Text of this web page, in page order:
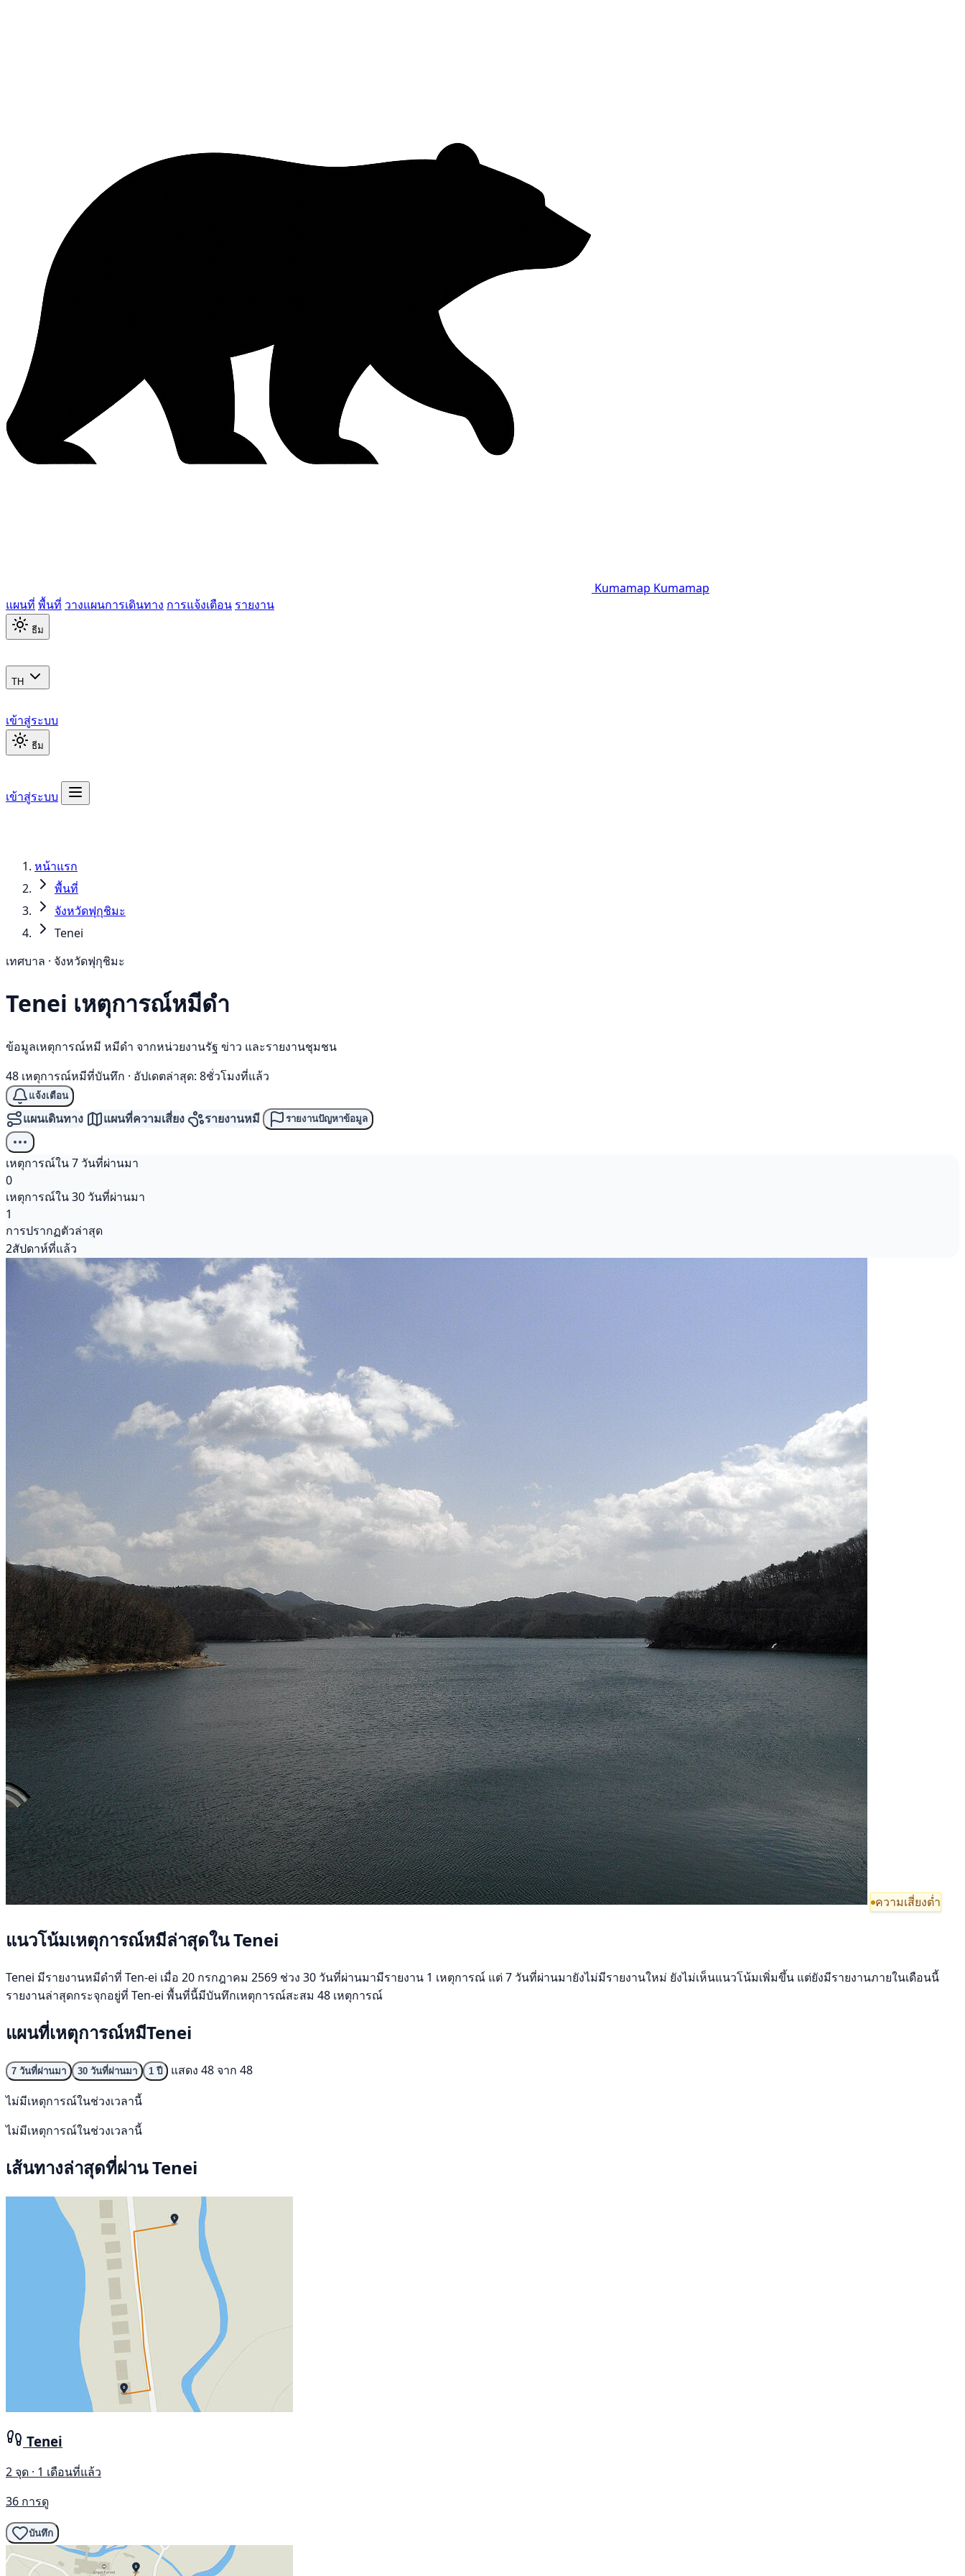
Kumamap Kumamap
แผนที่ พื้นที่ วางแผนการเดินทาง การแจ้งเตือน รายงาน
ธีม
TH
เข้าสู่ระบบ
ธีม
เข้าสู่ระบบ
หน้าแรก
พื้นที่
จังหวัดฟุกุชิมะ
Tenei
เทศบาล · จังหวัดฟุกุชิมะ
Tenei เหตุการณ์หมีดำ
ข้อมูลเหตุการณ์หมี หมีดำ จากหน่วยงานรัฐ ข่าว และรายงานชุมชน
48 เหตุการณ์หมีที่บันทึก · อัปเดตล่าสุด: 8ชั่วโมงที่แล้ว
แจ้งเตือน
แผนเดินทาง แผนที่ความเสี่ยง รายงานหมี รายงานปัญหาข้อมูล
เหตุการณ์ใน 7 วันที่ผ่านมา
0
เหตุการณ์ใน 30 วันที่ผ่านมา
1
การปรากฏตัวล่าสุด
2สัปดาห์ที่แล้ว
ความเสี่ยงต่ำ
แนวโน้มเหตุการณ์หมีล่าสุดใน Tenei
Tenei มีรายงานหมีดำที่ Ten-ei เมื่อ 20 กรกฎาคม 2569 ช่วง 30 วันที่ผ่านมามีรายงาน 1 เหตุการณ์ แต่ 7 วันที่ผ่านมายังไม่มีรายงานใหม่ ยังไม่เห็นแนวโน้มเพิ่มขึ้น แต่ยังมีรายงานภายในเดือนนี้
รายงานล่าสุดกระจุกอยู่ที่ Ten-ei พื้นที่นี้มีบันทึกเหตุการณ์สะสม 48 เหตุการณ์
แผนที่เหตุการณ์หมีTenei
7 วันที่ผ่านมา 30 วันที่ผ่านมา 1 ปี
แสดง 48 จาก 48
ไม่มีเหตุการณ์ในช่วงเวลานี้
ไม่มีเหตุการณ์ในช่วงเวลานี้
เส้นทางล่าสุดที่ผ่าน Tenei
Tenei
2 จุด · 1 เดือนที่แล้ว
36 การดู
บันทึก